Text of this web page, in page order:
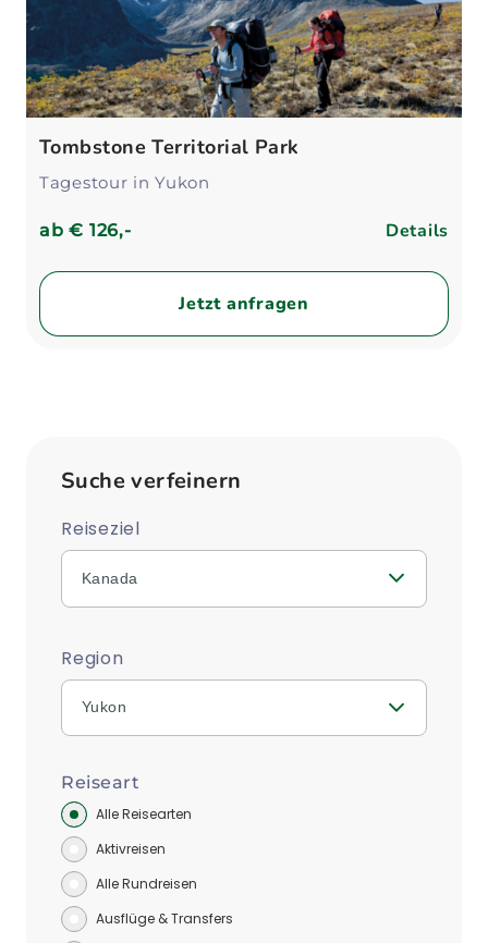
Tombstone Territorial Park
Tagestour in Yukon
ab€ 126,- Details
Jetzt anfragen
Suche verfeinern
Reiseziel
Kanada
Region
Yukon
Reiseart
Alle Reisearten
Aktivreisen
Alle Rundreisen
Ausflüge & Transfers